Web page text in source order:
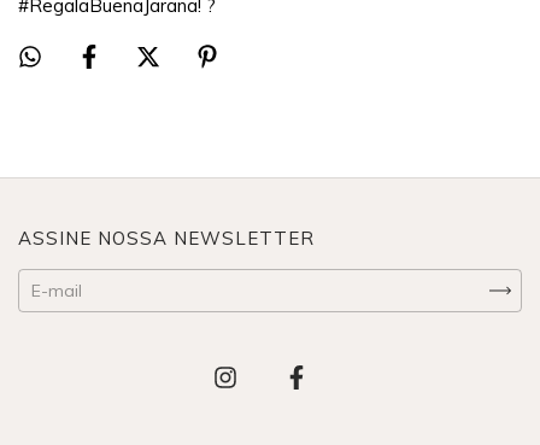
#RegalaBuenaJarana! ?
ASSINE NOSSA NEWSLETTER